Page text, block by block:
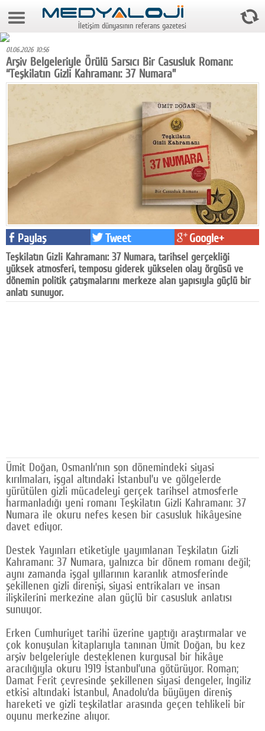
8 Ağustos 2026 17:08:18
Foto Galeri
Video Galeri
Reyting-tiraj
Teknoloji
Dünya
Pr
Facebook
Diziler
SOSYAL MEDYA
Facebook
Twitter
Google Plus
© 2026 TÜM HAKLARI SAKLIDIR
İletişim dünyasının referans gazetesi
01.06.2026 10:56
Arşiv Belgeleriyle Örülü Sarsıcı Bir Casusluk Romanı:
“Teşkilatın Gizli Kahramanı: 37 Numara”
Paylaş Tweet Google+
Teşkilatın Gizli Kahramanı: 37 Numara, tarihsel gerçekliği
yüksek atmosferi, temposu giderek yükselen olay örgüsü ve
dönemin politik çatışmalarını merkeze alan yapısıyla güçlü bir
anlatı sunuyor.
Ümit Doğan, Osmanlı’nın son dönemindeki siyasi
kırılmaları, işgal altındaki İstanbul’u ve gölgelerde
yürütülen gizli mücadeleyi gerçek tarihsel atmosferle
harmanladığı yeni romanı Teşkilatın Gizli Kahramanı: 37
Numara ile okuru nefes kesen bir casusluk hikâyesine
davet ediyor.
Destek Yayınları etiketiyle yayımlanan Teşkilatın Gizli
Kahramanı: 37 Numara, yalnızca bir dönem romanı değil;
aynı zamanda işgal yıllarının karanlık atmosferinde
şekillenen gizli direnişi, siyasi entrikaları ve insan
ilişkilerini merkezine alan güçlü bir casusluk anlatısı
sunuyor.
Erken Cumhuriyet tarihi üzerine yaptığı araştırmalar ve
çok konuşulan kitaplarıyla tanınan Ümit Doğan, bu kez
arşiv belgeleriyle desteklenen kurgusal bir hikâye
aracılığıyla okuru 1919 İstanbul’una götürüyor. Roman;
Damat Ferit çevresinde şekillenen siyasi dengeler, İngiliz
etkisi altındaki İstanbul, Anadolu’da büyüyen direniş
hareketi ve gizli teşkilatlar arasında geçen tehlikeli bir
oyunu merkezine alıyor.